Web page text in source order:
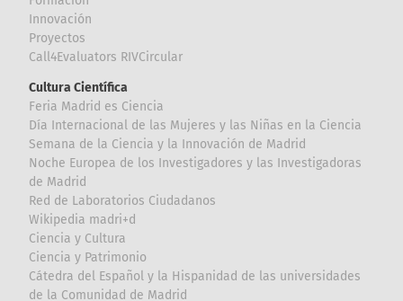
Innovación
Proyectos
Call4Evaluators RIVCircular
Cultura Científica
Feria Madrid es Ciencia
Día Internacional de las Mujeres y las Niñas en la Ciencia
Semana de la Ciencia y la Innovación de Madrid
Noche Europea de los Investigadores y las Investigadoras
de Madrid
Red de Laboratorios Ciudadanos
Wikipedia madri+d
Ciencia y Cultura
Ciencia y Patrimonio
Cátedra del Español y la Hispanidad de las universidades
de la Comunidad de Madrid